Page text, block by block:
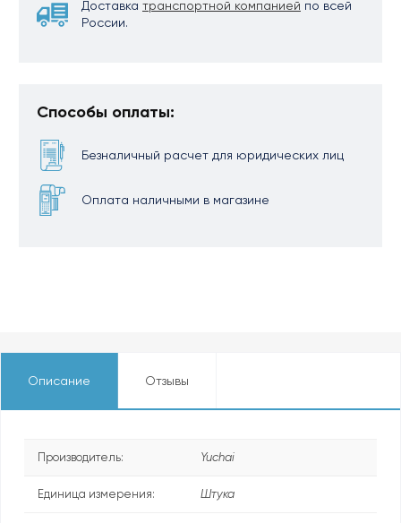
Доставка транспортной компанией по всей
России.
Способы оплаты:
Безналичный расчет для юридических лиц
Оплата наличными в магазине
Описание Отзывы
Производитель: Yuchai
Единица измерения: Штука